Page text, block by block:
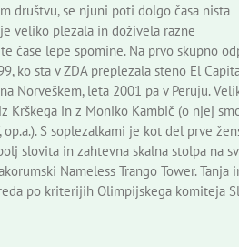
društvu, se njuni poti dolgo časa nista
veliko plezala in doživela razne
čase lepe spomine. Na prvo skupno
ko sta v ZDA preplezala steno El
Norveškem, leta 2001 pa v Peruju.
Krškega in z Moniko Kambič (o njej
S soplezalkami je kot del prve
slovita in zahtevna skalna stolpa na
Nameless Trango Tower.
po kriterijih Olimpijskega komiteja